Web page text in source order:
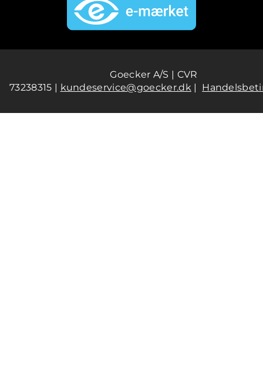
Goecker A/S | CVR
73238315 | kundeservice@goecker.dk |